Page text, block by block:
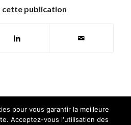
cette publication
pour vous garantir la meilleure
Acceptez-vous l'utilisation des